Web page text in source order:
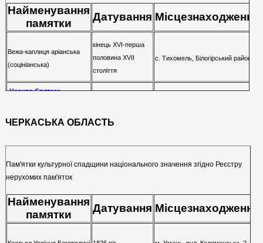
Найменування
памятки
Датування Місцезнаходження
Вежа-каплиця аріанська
(соцініанська)
кінець XVI-перша
половина XVII
століття
с. Тихомель, Білогірський район
Церква Святого
Діви Марії
Дунаєвецький район
ЧЕРКАСЬКА ОБЛАСТЬ
Пам'ятки культурної спадщини національного значення згідно Реєстру
нерухомих пам'яток
Найменування
памятки
Датування Місцезнаходження